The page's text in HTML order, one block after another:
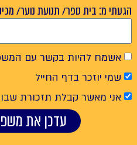
הגעתי מ: בית ספר/ תנועת נוער/
אשמח להיות בקשר עם
שמי יוזכר בדף החייל
אני מאשר קבלת תזכורת
עדכן את